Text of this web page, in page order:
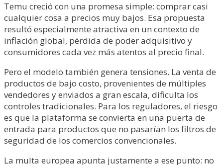
Temu creció con una promesa simple: comprar casi
cualquier cosa a precios muy bajos. Esa propuesta
resultó especialmente atractiva en un contexto de
inflación global, pérdida de poder adquisitivo y
consumidores cada vez más atentos al precio final.
Pero el modelo también genera tensiones. La venta de
productos de bajo costo, provenientes de múltiples
vendedores y enviados a gran escala, dificulta los
controles tradicionales. Para los reguladores, el riesgo
es que la plataforma se convierta en una puerta de
entrada para productos que no pasarían los filtros de
seguridad de los comercios convencionales.
La multa europea apunta justamente a ese punto: no